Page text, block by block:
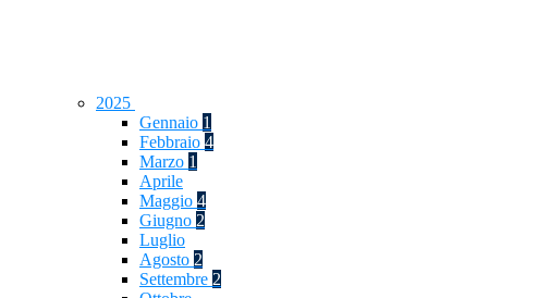
2025
Gennaio 1
Febbraio 4
Marzo 1
Aprile
Maggio 4
Giugno 2
Luglio
Agosto 2
Settembre 2